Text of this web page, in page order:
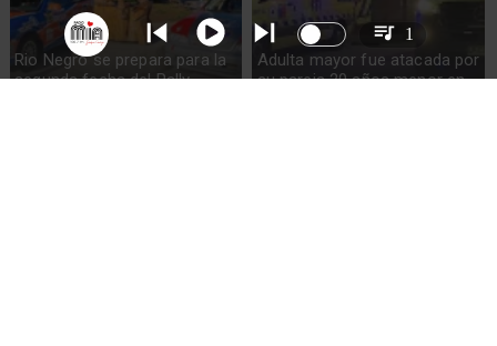
Rio Negro se prepara para la
segunda fecha del Rally
Adulta mayor fue atacada por
su pareja 20 años menor en
1